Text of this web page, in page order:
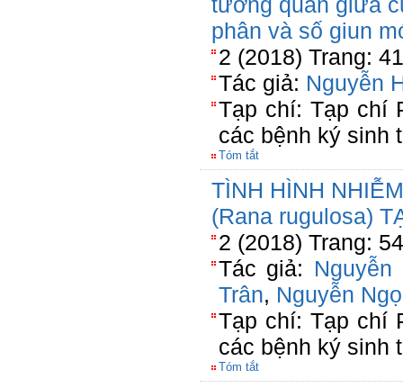
phân và số giun
2 (2018) Trang:
Tác giả: Nguyễn
Tạp chí: Tạp chí
các bệnh ký sinh
Tóm tắt
TÌNH HÌNH
(Rana rugulosa)
2 (2018) Trang:
Tác giả:
Trân, Nguyễn
Tạp chí: Tạp chí
các bệnh ký sinh
Tóm tắt